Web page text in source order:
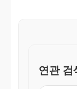
연관 검